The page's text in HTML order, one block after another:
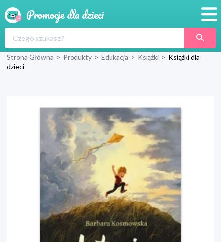
Produkty
Blog
Wyprawka
Strona Główna > Produkty > Edukacja > Książki > Książki dla
dzieci